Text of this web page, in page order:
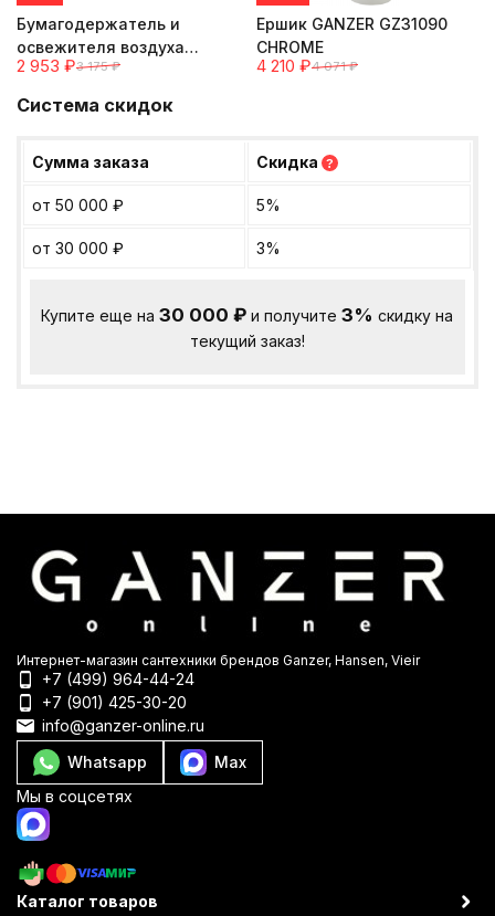
Бумагодержатель и
освежителя воздуха
GANZER GZ-R31031 CHROME
2 953 ₽3 175 ₽
Ершик GANZER GZ31090
CHROME
4 210 ₽4 071 ₽
Система скидок
Сумма заказа Скидка ?
от 50 000 ₽ 5%
от 30 000 ₽ 3%
Купите еще на30 000₽ и получите3% скидку на
текущий заказ!
Интернет-магазин сантехники брендов Ganzer, Hansen, Vieir
+7 (499) 964-44-24
+7 (901) 425-30-20
info@ganzer-online.ru
Whatsapp
Max
Мы в соцсетях
Каталог товаров